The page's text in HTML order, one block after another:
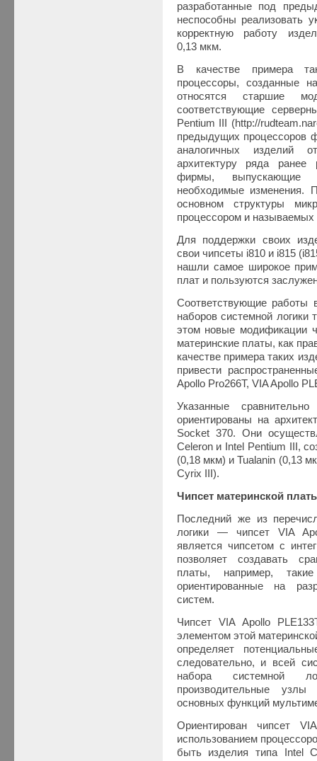
разработанные под
неспособны реализовать
корректную работу
0,13 мкм.
В качестве примера
процессоры, созданные
относятся старшие
соответствующие
Pentium III (http://
предыдущих процессоров
аналогичных изделий
архитектуру ряда ранее
фирмы, выпускающие
необходимые изменения.
основном структуры
процессором и
Для поддержки своих
свои чипсеты i810 и i815
нашли самое широкое
плат и пользуются
Соответствующие работы
наборов системной
этом новые модификации
материнские платы, как
качестве примера таких
привести
Apollo Pro266T, VIA Apollo
Указанные
ориентированы на
Socket 370. Они
Celeron и Intel Pentium III,
(0,18 мкм) и Tualanin (0,13
Cyrix III).
Чипсет материнской
Последний же из
логики — чипсет VIA
является чипсетом с
позволяет создавать
платы, например,
ориентированные на
систем.
Чипсет VIA Apollo
элементом этой
определяет
следовательно, и всей
набора системной
производительные
основных функций
Ориентирован чипсет
использованием
быть изделия типа Intel